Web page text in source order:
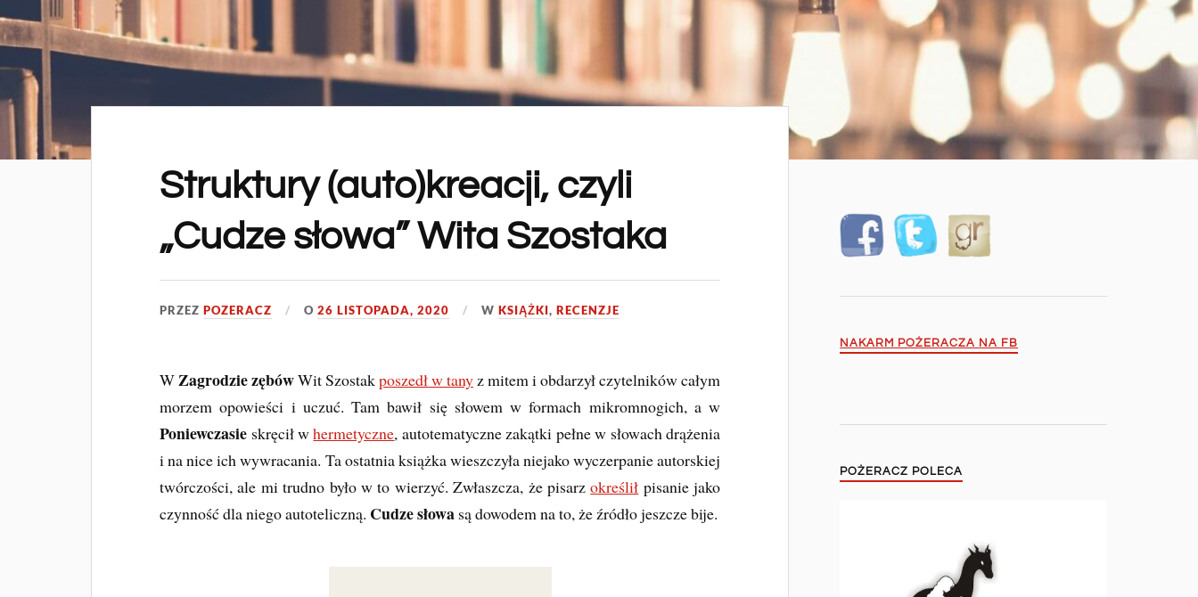
Struktury (auto)kreacji, czyli
„Cudze słowa” Wita Szostaka
PRZEZPOZERACZ O26 LISTOPADA, 2020 WKSIĄŻKI,RECENZJE
WZagrodzie zębówWit Szostakposzedł w tanyz mitem i obdarzył czytelników całym
morzem opowieści i uczuć. Tam bawił się słowem w formach mikromnogich, a w
Poniewczasie skręcił whermetyczne, autotematyczne zakątki pełne w słowach drążenia
i na nice ich wywracania. Ta ostatnia książka wieszczyła niejako wyczerpanie autorskiej
twórczości, ale mi trudno było w to wierzyć. Zwłaszcza, że pisarzokreślił pisanie jako
czynność dla niego autoteliczną. Cudze słowa są dowodem na to, że źródło jeszcze bije.
NAKARM POŻERACZA NA FB
POŻERACZ POLECA